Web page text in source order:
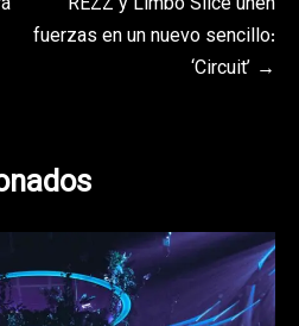
fuerzas en un nuevo sencillo:
‘Circuit’